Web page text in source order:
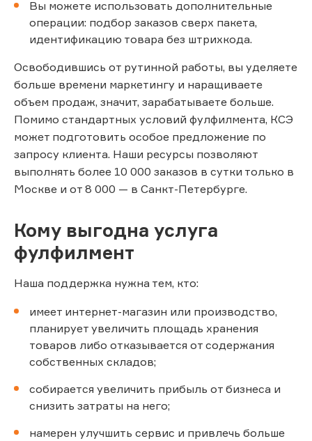
Вы можете использовать дополнительные
операции: подбор заказов сверх пакета,
идентификацию товара без штрихкода.
Освободившись от рутинной работы, вы уделяете
больше времени маркетингу и наращиваете
объем продаж, значит, зарабатываете больше.
Помимо стандартных условий фулфилмента, КСЭ
может подготовить особое предложение по
запросу клиента. Наши ресурсы позволяют
выполнять более 10 000 заказов в сутки только в
Москве и от 8 000 — в Санкт-Петербурге.
Кому выгодна услуга
фулфилмент
Наша поддержка нужна тем, кто:
имеет интернет-магазин или производство,
планирует увеличить площадь хранения
товаров либо отказывается от содержания
собственных складов;
собирается увеличить прибыль от бизнеса и
снизить затраты на него;
намерен улучшить сервис и привлечь больше